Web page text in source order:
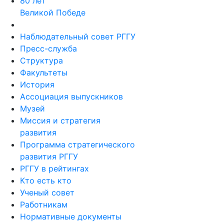
Великой Победе
Наблюдательный совет РГГУ
Пресс-служба
Структура
Факультеты
История
Ассоциация выпускников
Музей
Миссия и стратегия
развития
Программа стратегического
развития РГГУ
РГГУ в рейтингах
Кто есть кто
Ученый совет
Работникам
Нормативные документы